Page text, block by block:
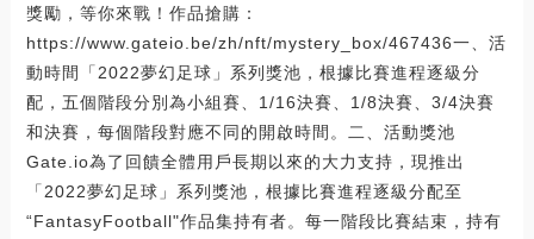
獎勵，等你來戰！作品搶購：
https://www.gateio.be/zh/nft/mystery_box/467436一、活
動時間「2022夢幻足球」系列獎池，根據比賽進程逐級分
配，五個階段分別為小組賽、1/16決賽、1/8決賽、3/4決賽
和決賽，每個階段對應不同的開啟時間。二、活動獎池
Gate.io為了回饋全體用戶長期以來的大力支持，現推出
「2022夢幻足球」系列獎池，根據比賽進程逐級分配至
“FantasyFootball"作品集持有者。每一階段比賽結束，持有